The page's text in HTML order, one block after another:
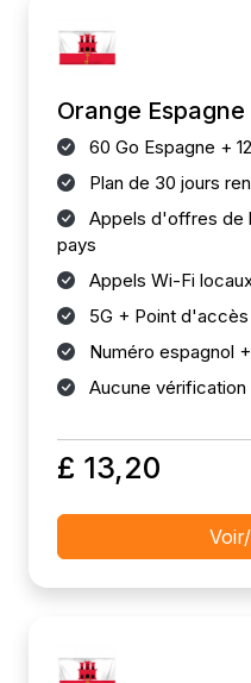
Orange
60 Go Espagne +
Plan de 30 jours
Appels d'offres de
pays
Appels Wi-Fi
5G + Point d'accès
Numéro espagnol
Aucune vérification
£ 13,20